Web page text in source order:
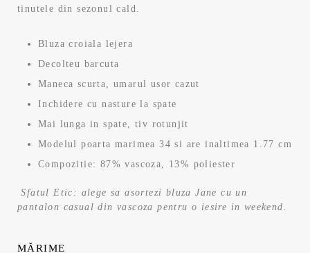
a
fost:
109,99 lei.
este:
98,99 lei.
tinutele din sezonul cald.
Bluza croiala lejera
Decolteu barcuta
Maneca scurta, umarul usor cazut
Inchidere cu nasture la spate
Mai lunga in spate, tiv rotunjit
Modelul poarta marimea 34 si are inaltimea 1.77 cm
Compozitie: 87% vascoza, 13% poliester
Sfatul Etic: alege sa asortezi bluza Jane cu un
pantalon casual din vascoza pentru o iesire in weekend.
MĂRIME